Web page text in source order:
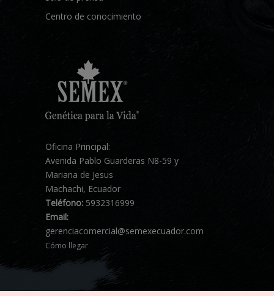
Centro de conocimiento
Oficina Principal:
Avenida Pablo Guarderas N8-59 y
Mariana de Jesus
Machachi, Ecuador
Teléfono: 5932316999
Email:
gerenciacomercial@semexecuador.com
Cómo llegar